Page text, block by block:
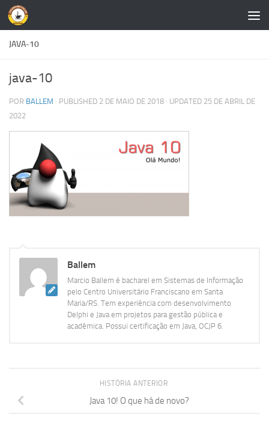
Skip to content
JAVA-10
java-10
POR BALLEM · PUBLISHED 2 DE MAIO DE 2018 · UPDATED 25 DE ABRIL DE
2022
Ballem
Marcio Ballem é bacharel em Sistemas de Informação
pelo Centro Universitário Franciscano em Santa
Maria/RS. Tem experiência com desenvolvimento
Delphi e Java em projetos para gestão pública e
acadêmica. Possui certificação em Java, OCJP 6.
HISTÓRIA ANTERIOR
Java 10! O que há de novo?